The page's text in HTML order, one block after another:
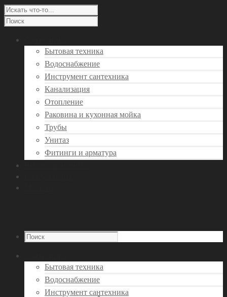
Бытовая техника
Водоснабжение
Инструмент сантехника
Канализация
Отопление
Раковина и кухонная мойка
Трубы
Унитаз
Фитинги и арматура
Бытовая техника
Водоснабжение
Инструмент сантехника